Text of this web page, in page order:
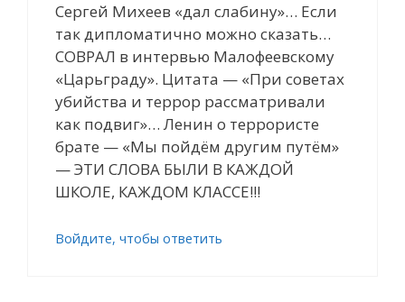
Сергей Михеев «дал слабину»… Если
так дипломатично можно сказать…
СОВРАЛ в интервью Малофеевскому
«Царьграду». Цитата — «При советах
убийства и террор рассматривали
как подвиг»… Ленин о террористе
брате — «Мы пойдём другим путём»
— ЭТИ СЛОВА БЫЛИ В КАЖДОЙ
ШКОЛЕ, КАЖДОМ КЛАССЕ!!!
Войдите, чтобы ответить